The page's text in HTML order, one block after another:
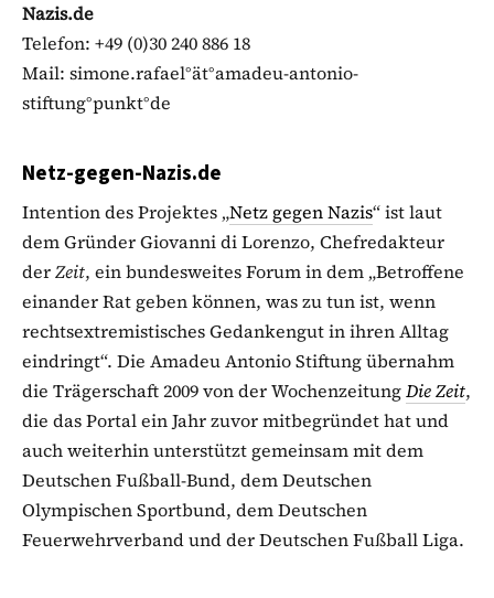
Nazis.de
Telefon: +49 (0)30 240 886 18
Mail: simone.rafael°ät°amadeu-antonio-
stiftung°punkt°de
Netz-gegen-Nazis.de
Intention des Projektes „Netz gegen Nazis“ ist laut
dem Gründer Giovanni di Lorenzo, Chefredakteur
derZeit, ein bundesweites Forum in dem „Betroffene
einander Rat geben können, was zu tun ist, wenn
rechtsextremistisches Gedankengut in ihren Alltag
eindringt“. Die Amadeu Antonio Stiftung übernahm
die Trägerschaft 2009 von der WochenzeitungDie Zeit,
die das Portal ein Jahr zuvor mitbegründet hat und
auch weiterhin unterstützt gemeinsam mit dem
Deutschen Fußball-Bund, dem Deutschen
Olympischen Sportbund, dem Deutschen
Feuerwehrverband und der Deutschen Fußball Liga.